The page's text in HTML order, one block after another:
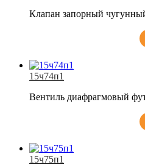
Клапан запорный
15ч74п1
Вентиль диафрагмовый
15ч75п1